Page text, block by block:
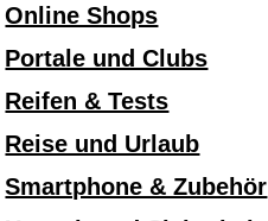
Online Shops
Portale und Clubs
Reifen & Tests
Reise und Urlaub
Smartphone & Zubehör